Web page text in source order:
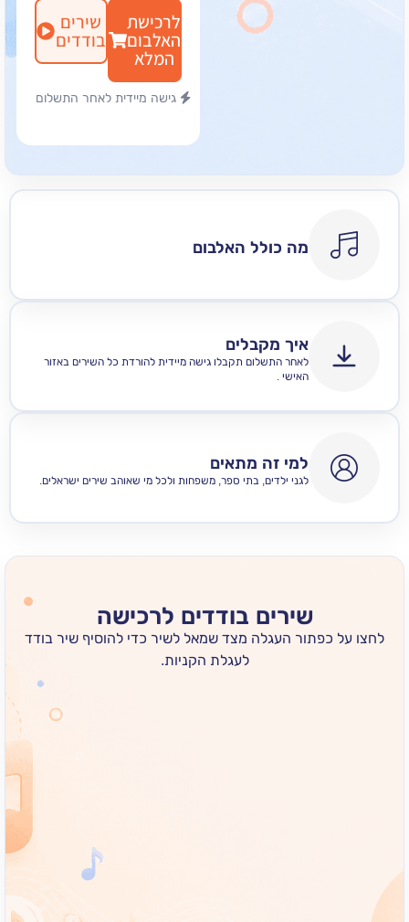
לרכישת שירים
בודדים
גישה מיידית לאחר התשלום
מה כולל האלבום
איך מקבלים
לאחר התשלום תקבלו גישה מיידית להורדת כל השירים באזור
למי זה מתאים
לגני ילדים, בתי ספר, משפחות ולכל מי שאוהב שירים ישראלים.
שירים בודדים לרכישה
כפתור העגלה מצד שמאל לשיר כדי להוסיף שיר בודד
לעגלת הקניות.